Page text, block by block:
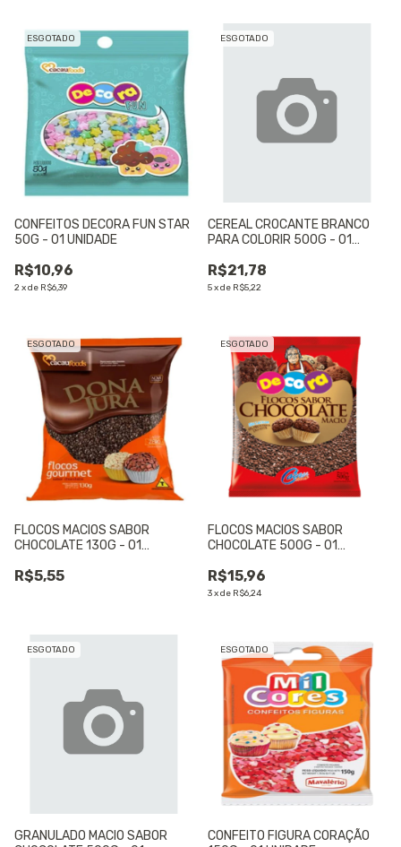
ESGOTADO
CONFEITOS DECORA FUN STAR
50G - 01 UNIDADE
R$10,96
2xde R$6,39
ESGOTADO
CEREAL CROCANTE BRANCO
PARA COLORIR 500G - 01
R$21,78
5xde R$5,22
ESGOTADO
FLOCOS MACIOS SABOR
CHOCOLATE 130G - 01
R$5,55
ESGOTADO
FLOCOS MACIOS SABOR
CHOCOLATE 500G - 01
R$15,96
3xde R$6,24
ESGOTADO
GRANULADO MACIO SABOR
ESGOTADO
CONFEITO FIGURA CORAÇÃO